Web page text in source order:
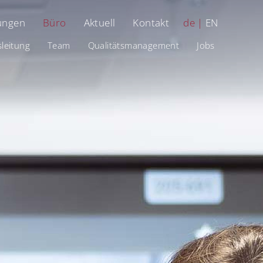
de EN
Büro
Team Qualitätsmanagement Jobs
Aktuell Kontakt